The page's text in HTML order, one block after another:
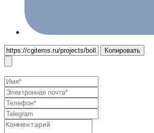
Копировать